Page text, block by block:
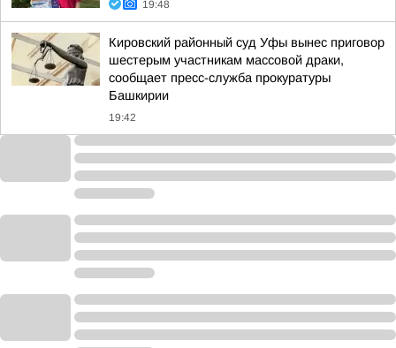
19:48
Кировский районный суд Уфы вынес приговор
шестерым участникам массовой драки,
сообщает пресс-служба прокуратуры
Башкирии
19:42